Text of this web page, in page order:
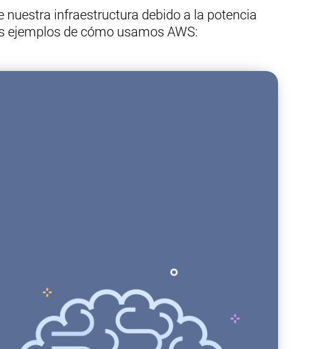
infraestructura debido a la potencia
de cómo usamos AWS: